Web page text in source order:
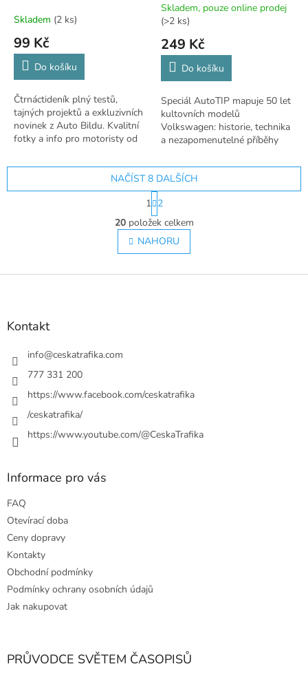
Skladem (2 ks)
99 Kč
Do košíku
Čtrnáctideník plný testů,
tajných projektů a exkluzivních
novinek z Auto Bildu. Kvalitní
fotky a info pro motoristy od
Průměrné
hodnocení
produktu
je
5,0
z
5
hvězdiček.
Skladem, pouze online prodej
(>2 ks)
249 Kč
Do košíku
Speciál AutoTIP mapuje 50 let
kultovních modelů
Volkswagen: historie, technika
a nezapomenutelné příběhy
O
v
l
á
ý
s
NAČÍST 8 DALŠÍCH
S
t
r
á
n
k
v
1 2
20položek celkem
NAHORU
Z
Kontakt
info@ceskatrafika.com
777 331 200
https://www.facebook.com/ceskatrafika
/ceskatrafika/
https://www.youtube.com/@CeskaTrafika
Informace pro vás
FAQ
Otevírací doba
Ceny dopravy
Kontakty
Obchodní podmínky
Podmínky ochrany osobních údajů
Jak nakupovat
PRŮVODCE SVĚTEM ČASOPISŮ